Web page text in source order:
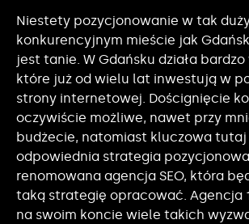
Niestety pozycjonowanie w tak
konkurencyjnym mieście jak
jest tanie. W Gdańsku działa
które już od wielu lat inwestują w
strony internetowej. Doścignięcie
oczywiście możliwe, nawet przy
budżecie, natomiast kluczowa tutaj
odpowiednia strategia
renomowana agencja SEO, która
taką strategię opracować. Agencja
na swoim koncie wiele takich